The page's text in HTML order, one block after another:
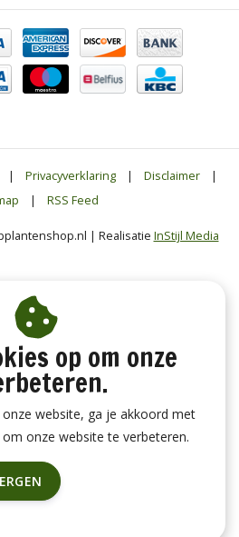
| Privacyverklaring | Disclaimer
|
| RSS Feed
| Realisatie InStijl Media
op om onze
website, ga je akkoord met
onze website te verbeteren.